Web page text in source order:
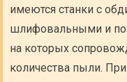
имеются станки с
шлифовальными и
на которых
количества пыли.